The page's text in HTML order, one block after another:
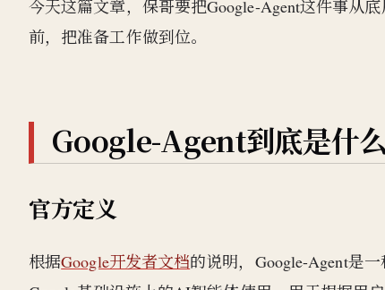
今天这篇文章，保哥要把Google-Agent这件事从
前，把准备工作做到位。
Google-Agent到底是什么
官方定义
根据Google开发者文档的说明，Google-Agent是一